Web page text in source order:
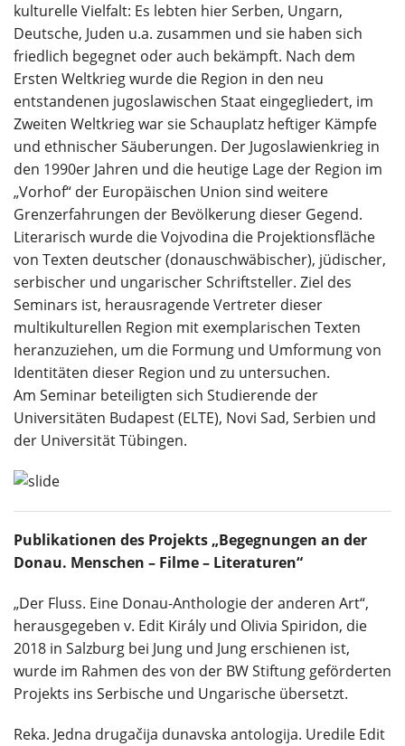
kulturelle Vielfalt: Es lebten hier Serben, Ungarn,
Deutsche, Juden u.a. zusammen und sie haben sich
friedlich begegnet oder auch bekämpft. Nach dem
Ersten Weltkrieg wurde die Region in den neu
entstandenen jugoslawischen Staat eingegliedert, im
Zweiten Weltkrieg war sie Schauplatz heftiger Kämpfe
und ethnischer Säuberungen. Der Jugoslawienkrieg in
den 1990er Jahren und die heutige Lage der Region im
„Vorhof“ der Europäischen Union sind weitere
Grenzerfahrungen der Bevölkerung dieser Gegend.
Literarisch wurde die Vojvodina die Projektionsfläche
von Texten deutscher (donauschwäbischer), jüdischer,
serbischer und ungarischer Schriftsteller. Ziel des
Seminars ist, herausragende Vertreter dieser
multikulturellen Region mit exemplarischen Texten
heranzuziehen, um die Formung und Umformung von
Identitäten dieser Region und zu untersuchen.
Am Seminar beteiligten sich Studierende der
Universitäten Budapest (ELTE), Novi Sad, Serbien und
der Universität Tübingen.
Publikationen des Projekts „Begegnungen an der
Donau. Menschen – Filme – Literaturen“
„Der Fluss. Eine Donau-Anthologie der anderen Art“,
herausgegeben v. Edit Király und Olivia Spiridon, die
2018 in Salzburg bei Jung und Jung erschienen ist,
wurde im Rahmen des von der BW Stiftung geförderten
Projekts ins Serbische und Ungarische übersetzt.
Reka. Jedna drugačija dunavska antologija. Uredile Edit